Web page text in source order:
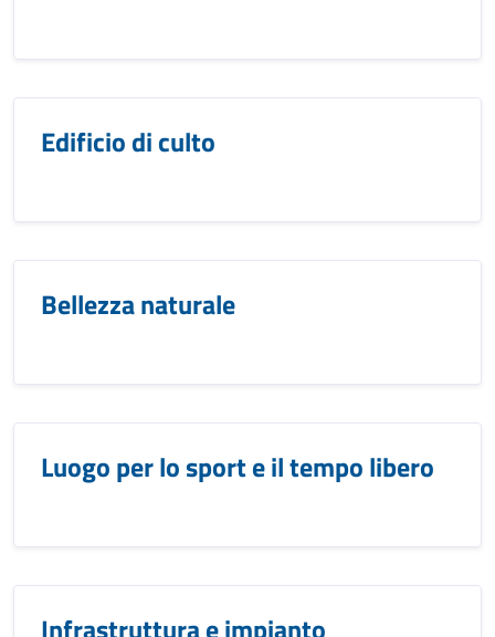
Edificio di culto
Bellezza naturale
Luogo per lo sport e il tempo libero